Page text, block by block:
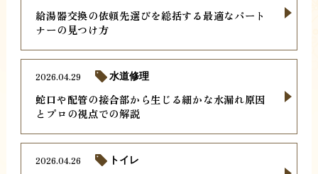
給湯器交換の依頼先選びを総括する最適なパート
ナーの見つけ方
蛇口や配管の接合部から生じる細かな水漏れ原因
とプロの視点での解説
2026.04.29 水道修理
2026.04.26 トイレ